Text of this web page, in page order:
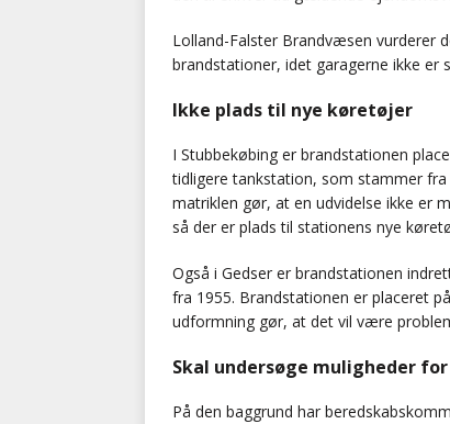
Lolland-Falster Brandvæsen vurderer
brandstationer, idet garagerne ikke er
Ikke plads til nye køretøjer
I Stubbekøbing er brandstationen
tidligere tankstation, som stammer
matriklen gør, at en udvidelse ikke er
så der er plads til stationens nye
Også i Gedser er brandstationen
fra 1955. Brandstationen er placeret
udformning gør, at det vil være
Skal undersøge muligheder
På den baggrund har